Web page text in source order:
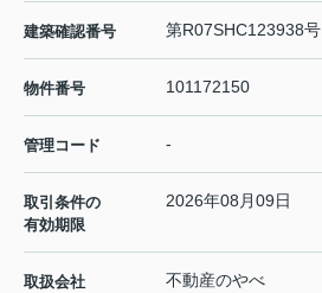
建築確認番号 第R07SHC123938号
物件番号 101172150
管理コード -
取引条件の
有効期限
2026年08月09日
取扱会社
不動産のやべ